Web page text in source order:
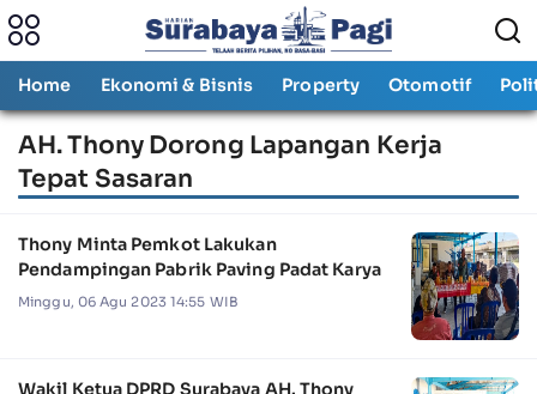
Home Ekonomi & Bisnis Property Otomotif
AH. Thony Dorong Lapangan Kerja
Tepat Sasaran
Thony Minta Pemkot Lakukan
Pendampingan Pabrik Paving Padat Karya
Minggu, 06 Agu 2023 14:55 WIB
Wakil Ketua DPRD Surabaya AH. Thony